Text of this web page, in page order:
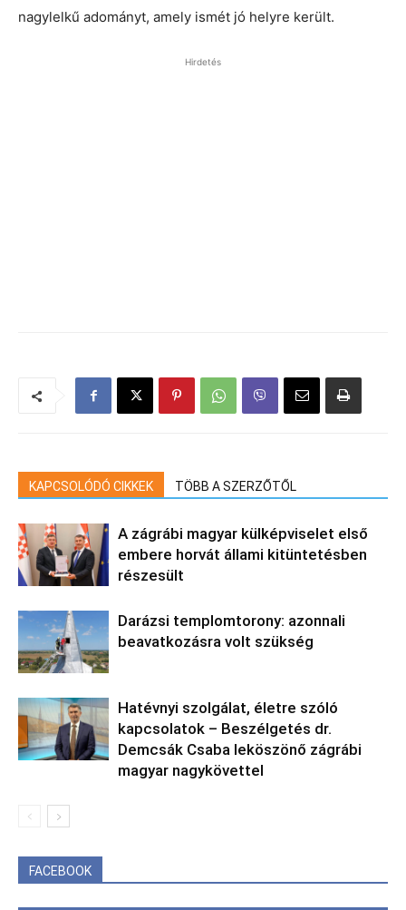
nagylelkű adományt, amely ismét jó helyre került.
Hirdetés
KAPCSOLÓDÓ CIKKEK TÖBB A SZERZŐTŐL
A zágrábi magyar külképviselet első
embere horvát állami kitüntetésben
részesült
Darázsi templomtorony: azonnali
beavatkozásra volt szükség
Hatévnyi szolgálat, életre szóló
kapcsolatok – Beszélgetés dr.
Demcsák Csaba leköszönő zágrábi
magyar nagykövettel
FACEBOOK